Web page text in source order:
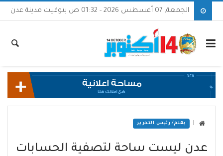
الجمعة, 07 أغسطس 2026 - 01:32 ص بتوقيت مدينة عدن
بقلم/ رئيس التحرير
‏عدن ليست ساحة لتصفية الحسابات